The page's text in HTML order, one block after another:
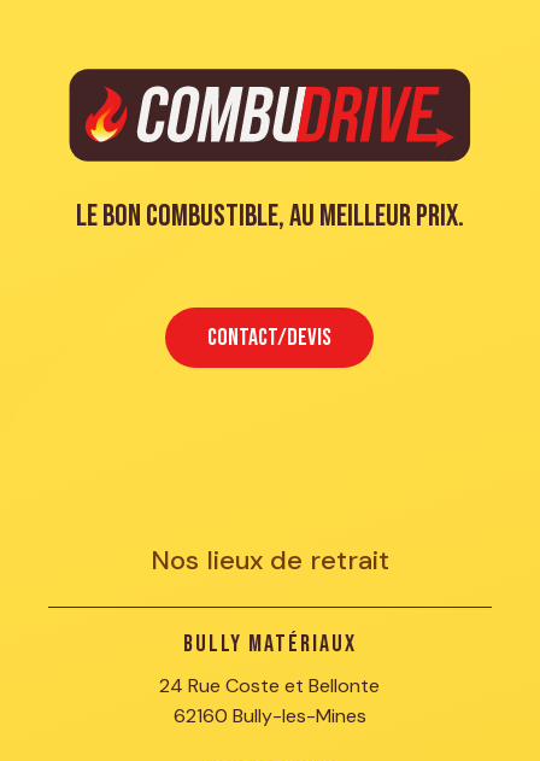
Le bon combustible, au meilleur prix.
CONTACT/DEVIS
Nos lieux de retrait
Bully Matériaux
24 Rue Coste et Bellonte
62160 Bully-les-Mines